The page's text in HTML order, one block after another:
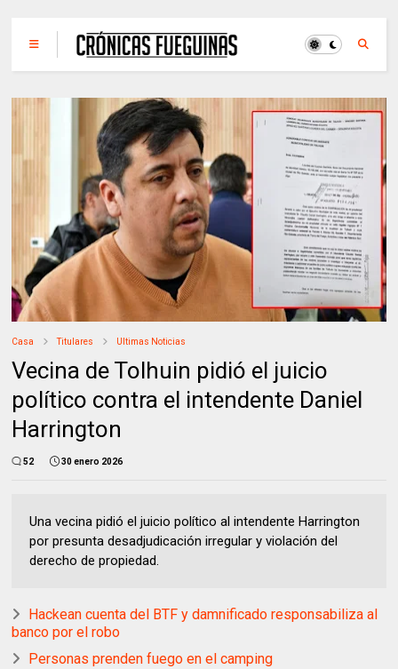
Casa Titulares Ultimas Noticias
Vecina de Tolhuin pidió el juicio
político contra el intendente Daniel
Harrington
52 30 enero 2026
Una vecina pidió el juicio político al intendente Harrington
por presunta desadjudicación irregular y violación del
derecho de propiedad.
Hackean cuenta del BTF y damnificado responsabiliza al
banco por el robo
Personas prenden fuego en el camping